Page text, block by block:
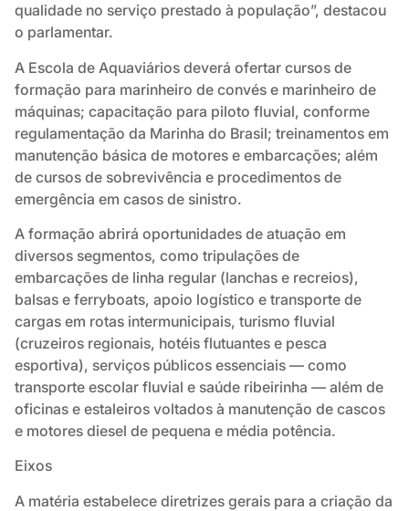
qualidade no serviço prestado à população”, destacou
o parlamentar.
A Escola de Aquaviários deverá ofertar cursos de
formação para marinheiro de convés e marinheiro de
máquinas; capacitação para piloto fluvial, conforme
regulamentação da Marinha do Brasil; treinamentos em
manutenção básica de motores e embarcações; além
de cursos de sobrevivência e procedimentos de
emergência em casos de sinistro.
A formação abrirá oportunidades de atuação em
diversos segmentos, como tripulações de
embarcações de linha regular (lanchas e recreios),
balsas e ferryboats, apoio logístico e transporte de
cargas em rotas intermunicipais, turismo fluvial
(cruzeiros regionais, hotéis flutuantes e pesca
esportiva), serviços públicos essenciais — como
transporte escolar fluvial e saúde ribeirinha — além de
oficinas e estaleiros voltados à manutenção de cascos
e motores diesel de pequena e média potência.
Eixos
A matéria estabelece diretrizes gerais para a criação da